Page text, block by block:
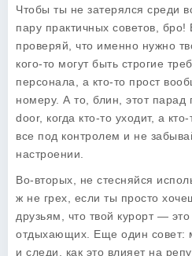
Чтобы ты не затерялся среди
пару практичных советов, бро!
проверяй, что именно нужно
кого-то могут быть строгие
персонала, а кто-то прост
номеру. А то, блин, этот парад
door, когда кто-то уходит, а
все под контролем и не
настроении.
Во-вторых, не стесняйся
ж не грех, если ты просто
друзьям, что твой курорт —
отдыхающих. Еще один совет:
и следи, как это влияет на